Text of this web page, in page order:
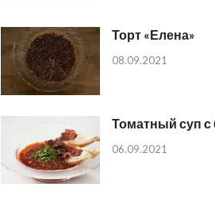
Торт «Елена»
08.09.2021
Томатный суп с
06.09.2021